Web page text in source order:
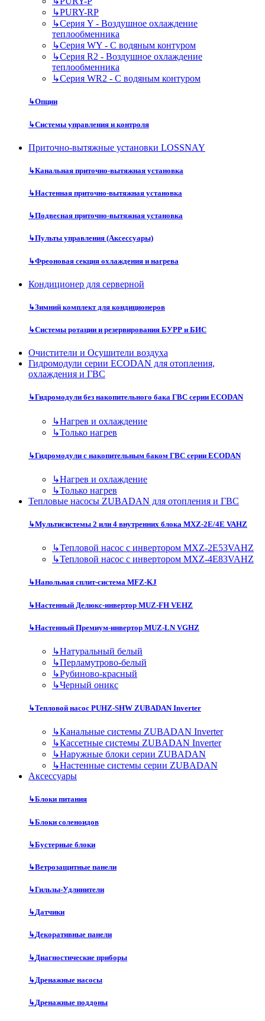
↳PURY-RP
↳Серия Y - Воздушное охлаждение
теплообменника
↳Серия WY - С водяным контуром
↳Серия R2 - Воздушное охлаждение
теплообменника
↳Серия WR2 - С водяным контуром
↳Опции
↳Системы управления и контроля
Приточно-вытяжные установки LOSSNAY
↳Канальная приточно-вытяжная установка
↳Настенная приточно-вытяжная установка
↳Подвесная приточно-вытяжная установка
↳Пульты управления (Аксессуары)
↳Фреоновая секция охлаждения и нагрева
Кондиционер для серверной
↳Зимний комплект для кондиционеров
↳Системы ротации и резервирования БУРР и БИС
Очистители и Осушители воздуха
Гидромодули серии ECODAN для отопления,
охлаждения и ГВС
↳Гидромодули без накопительного бака ГВС серии ECODAN
↳Нагрев и охлаждение
↳Только нагрев
↳Гидромодули с накопительным баком ГВС серии ECODAN
↳Нагрев и охлаждение
↳Только нагрев
Тепловые насосы ZUBADAN для отопления и ГВС
↳Мультисистемы 2 или 4 внутренних блока MXZ-2E/4E VAHZ
↳Тепловой насос с инвертором MXZ-2E53VAHZ
↳Тепловой насос с инвертором MXZ-4E83VAHZ
↳Напольная сплит-система MFZ-KJ
↳Настенный Делюкс-инвертор MUZ-FH VEHZ
↳Настенный Премиум-инвертор MUZ-LN VGHZ
↳Натуральный белый
↳Перламутрово-белый
↳Рубиново-красный
↳Черный оникс
↳Тепловой насос PUHZ-SHW ZUBADAN Inverter
↳Канальные системы ZUBADAN Inverter
↳Кассетные системы ZUBADAN Inverter
↳Наружные блоки серии ZUBADAN
↳Настенные системы серии ZUBADAN
Аксесcуары
↳Блоки питания
↳Блоки соленоидов
↳Бустерные блоки
↳Ветрозащитные панели
↳Гильзы-Удлинители
↳Датчики
↳Декоративные панели
↳Диагностические приборы
↳Дренажные насосы
↳Дренажные поддоны